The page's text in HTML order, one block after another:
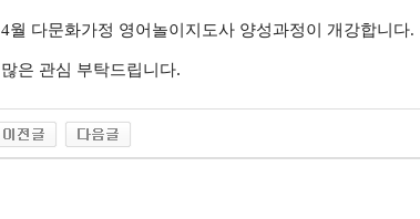
4월 다문화가정 영어놀이지도사 양성과정이 개강합니다.
많은 관심 부탁드립니다.